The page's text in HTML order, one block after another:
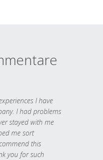
I have
I had problems
stayed with me
me sort
this
you for such